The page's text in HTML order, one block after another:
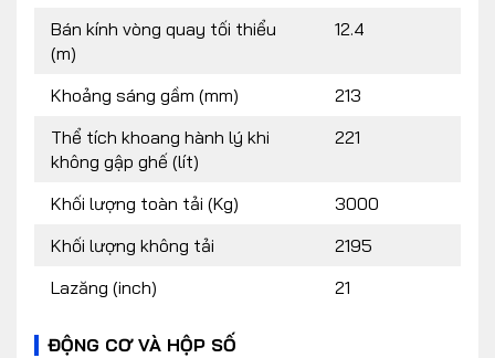
Bán kính vòng quay tối thiểu
(m)
12.4
Khoảng sáng gầm (mm)
213
Thể tích khoang hành lý khi
không gập ghế (lít)
221
Khối lượng toàn tải (Kg)
3000
Khối lượng không tải
2195
Lazăng (inch)
21
ĐỘNG CƠ VÀ HỘP SỐ